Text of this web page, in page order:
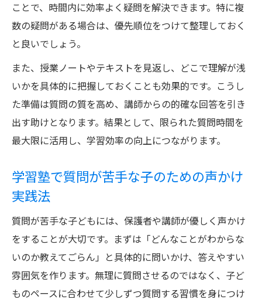
ことで、時間内に効率よく疑問を解決できます。特に複
数の疑問がある場合は、優先順位をつけて整理しておく
と良いでしょう。
また、授業ノートやテキストを見返し、どこで理解が浅
いかを具体的に把握しておくことも効果的です。こうし
た準備は質問の質を高め、講師からの的確な回答を引き
出す助けとなります。結果として、限られた質問時間を
最大限に活用し、学習効率の向上につながります。
学習塾で質問が苦手な子のための声かけ
実践法
質問が苦手な子どもには、保護者や講師が優しく声かけ
をすることが大切です。まずは「どんなことがわからな
いのか教えてごらん」と具体的に問いかけ、答えやすい
雰囲気を作ります。無理に質問させるのではなく、子ど
ものペースに合わせて少しずつ質問する習慣を身につけ